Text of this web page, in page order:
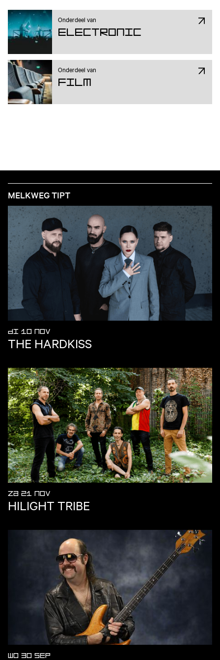
Onderdeel van
Electronic
Onderdeel van
Film
MELKWEG TIPT
DI 10 NOV
THE HARDKISS
ZA 21 NOV
HILIGHT TRIBE
WO 30 SEP